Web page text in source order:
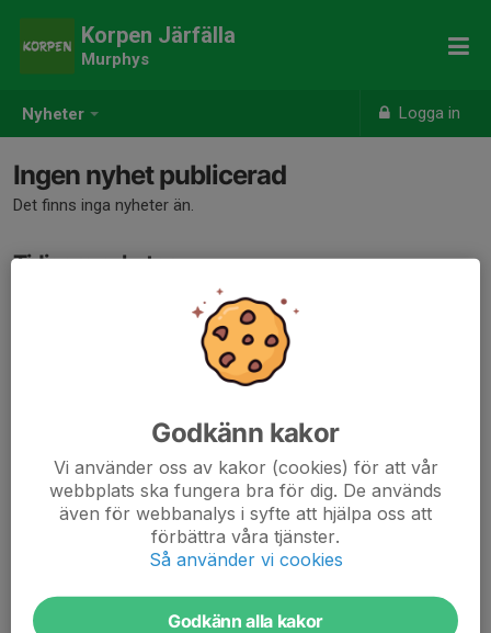
Nyheter Logga in
Korpen Järfälla
Murphys
Ingen nyhet publicerad
Det finns inga nyheter än.
Tidigare nyheter
Det finns inga tidigare nyheter
Godkänn kakor
Vi använder oss av kakor (cookies) för att vår
webbplats ska fungera bra för dig. De används
även för webbanalys i syfte att hjälpa oss att
förbättra våra tjänster.
Så använder vi cookies
Godkänn alla kakor